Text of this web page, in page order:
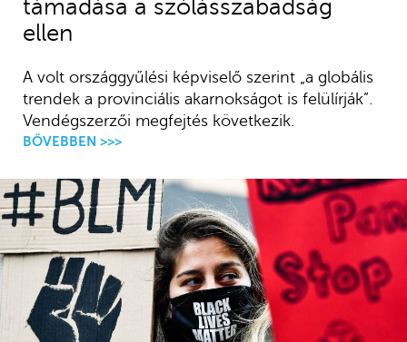
támadása a szólásszabadság
ellen
A volt országgyűlési képviselő szerint „a globális
trendek a provinciális akarnokságot is felülírják”.
Vendégszerzői megfejtés következik.
BŐVEBBEN >>>